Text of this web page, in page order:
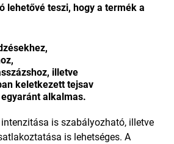
lehetővé teszi, hogy a termék a
illetve
keletkezett tejsav
alkalmas.
is szabályozható, illetve
is lehetséges. A